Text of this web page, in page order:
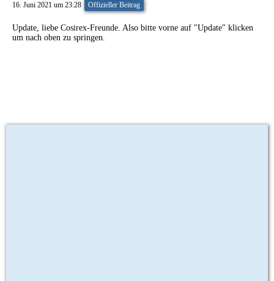
16. Juni 2021 um 23:28 Offizieller Beitrag
Update, liebe Cosirex-Freunde. Also bitte vorne auf "Update" klicken
um nach oben zu springen.